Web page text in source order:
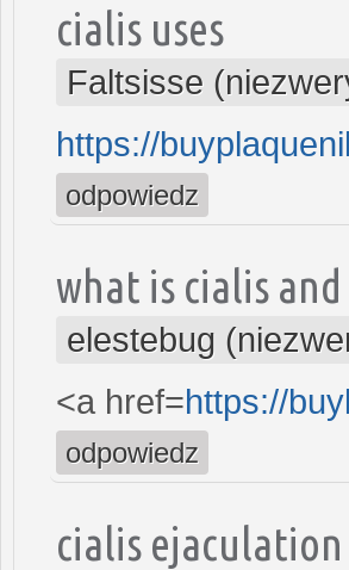
cialis uses
Faltsisse
https://
odpowiedz
what is cialis
elestebug
<a href=https://
odpowiedz
cialis ejaculation